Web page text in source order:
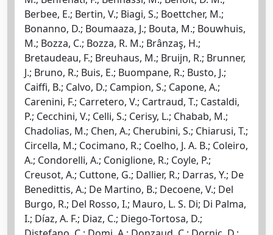
Berbee, E.; Bertin, V.; Biagi, S.; Boettcher, M.;
Bonanno, D.; Boumaaza, J.; Bouta, M.; Bouwhuis,
M.; Bozza, C.; Bozza, R. M.; Brânzaş, H.;
Bretaudeau, F.; Breuhaus, M.; Bruijn, R.; Brunner,
J.; Bruno, R.; Buis, E.; Buompane, R.; Busto, J.;
Caiffi, B.; Calvo, D.; Campion, S.; Capone, A.;
Carenini, F.; Carretero, V.; Cartraud, T.; Castaldi,
P.; Cecchini, V.; Celli, S.; Cerisy, L.; Chabab, M.;
Chadolias, M.; Chen, A.; Cherubini, S.; Chiarusi, T.;
Circella, M.; Cocimano, R.; Coelho, J. A. B.; Coleiro,
A.; Condorelli, A.; Coniglione, R.; Coyle, P.;
Creusot, A.; Cuttone, G.; Dallier, R.; Darras, Y.; De
Benedittis, A.; De Martino, B.; Decoene, V.; Del
Burgo, R.; Del Rosso, I.; Mauro, L. S. Di; Di Palma,
I.; Díaz, A. F.; Diaz, C.; Diego-Tortosa, D.;